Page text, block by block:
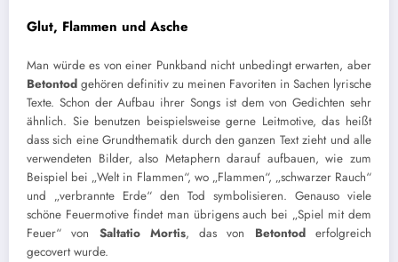
Glut, Flammen und Asche
Man würde es von einer Punkband nicht unbedingt erwarten, aber
Betontod gehören definitiv zu meinen Favoriten in Sachen lyrische
Texte. Schon der Aufbau ihrer Songs ist dem von Gedichten sehr
ähnlich. Sie benutzen beispielsweise gerne Leitmotive, das heißt
dass sich eine Grundthematik durch den ganzen Text zieht und alle
verwendeten Bilder, also Metaphern darauf aufbauen, wie zum
Beispiel bei „Welt in Flammen“, wo „Flammen“, „schwarzer Rauch“
und „verbrannte Erde“ den Tod symbolisieren. Genauso viele
schöne Feuermotive findet man übrigens auch bei „Spiel mit dem
Feuer“ von Saltatio Mortis, das von Betontoderfolgreich
gecovert wurde.